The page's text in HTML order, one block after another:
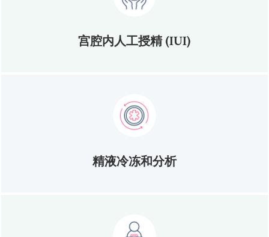
宫腔内人工授精 (IUI)
精液冷冻和分析